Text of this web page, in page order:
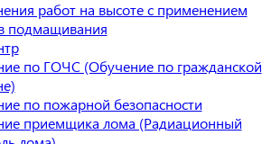
работ на высоте с применением
подмащивания
по ГОЧС (Обучение по гражданской
по пожарной безопасности
приемщика лома (Радиационный